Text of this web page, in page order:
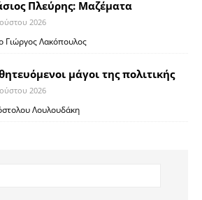
Πλεύρης: Μαζέματα
2026
Γιώργος Λακόπουλος
μάγοι της πολιτικής
2026
Λουλουδάκη